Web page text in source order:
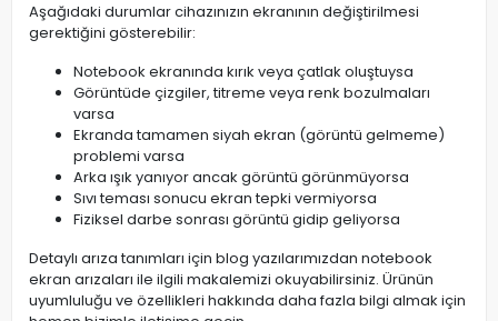
Aşağıdaki durumlar cihazınızın ekranının değiştirilmesi
gerektiğini gösterebilir:
Notebook ekranında kırık veya çatlak oluştuysa
Görüntüde çizgiler, titreme veya renk bozulmaları
varsa
Ekranda tamamen siyah ekran (görüntü gelmeme)
problemi varsa
Arka ışık yanıyor ancak görüntü görünmüyorsa
Sıvı teması sonucu ekran tepki vermiyorsa
Fiziksel darbe sonrası görüntü gidip geliyorsa
Detaylı arıza tanımları için blog yazılarımızdan notebook
ekran arızaları ile ilgili makalemizi okuyabilirsiniz. Ürünün
uyumluluğu ve özellikleri hakkında daha fazla bilgi almak için